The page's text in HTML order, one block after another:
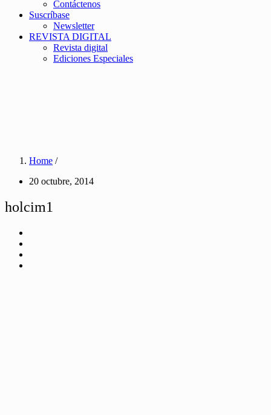
Contáctenos
Suscríbase
Newsletter
REVISTA DIGITAL
Revista digital
Ediciones Especiales
Home /
20 octubre, 2014
holcim1